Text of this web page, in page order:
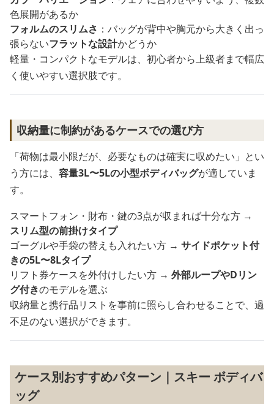
色展開があるか
フォルムのスリムさ ：バッグが背中や胸元から大きく出っ
張らないフラットな設計かどうか
軽量・コンパクトなモデルは、初心者から上級者まで幅広
く使いやすい選択肢です。
収納量に制約があるケースでの選び方
「荷物は最小限だが、必要なものは確実に収めたい」とい
う方には、 容量3L〜5Lの小型ボディバッグが適していま
す。
スマートフォン・財布・鍵の3点が収まれば十分な方 →
スリム型の前掛けタイプ
ゴーグルや手袋の替えも入れたい方 → サイドポケット付
きの5L〜8Lタイプ
リフト券ケースを外付けしたい方 → 外部ループやDリン
グ付きのモデルを選ぶ
収納量と携行品リストを事前に照らし合わせることで、過
不足のない選択ができます。
ケース別おすすめパターン｜スキー ボディバ
ッグ